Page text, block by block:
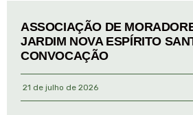
ASSOCIAÇÃO DE
JARDIM NOVA ESPÍRITO
CONVOCAÇÃO
21 de julho de 2026